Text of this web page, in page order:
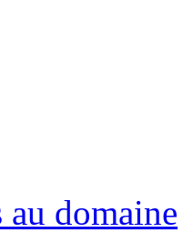
au domaine